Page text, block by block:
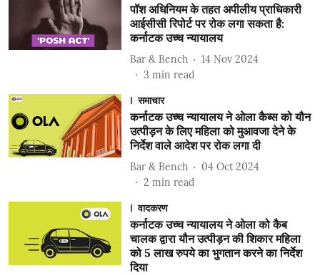
पॉश अधिनियम के तहत अपीलीय प्राधिकारी
आईसीसी रिपोर्ट पर रोक लगा सकता है:
कर्नाटक उच्च न्यायालय
Bar & Bench
14 Nov 2024
3 min read
समाचार
कर्नाटक उच्च न्यायालय ने ओला कैब्स को यौन
उत्पीड़न के लिए महिला को मुआवजा देने के
निर्देश वाले आदेश पर रोक लगा दी
Bar & Bench
04 Oct 2024
2 min read
वादकरण
कर्नाटक उच्च न्यायालय ने ओला को कैब
चालक द्वारा यौन उत्पीड़न की शिकार महिला
को 5 लाख रुपये का भुगतान करने का निर्देश
दिया